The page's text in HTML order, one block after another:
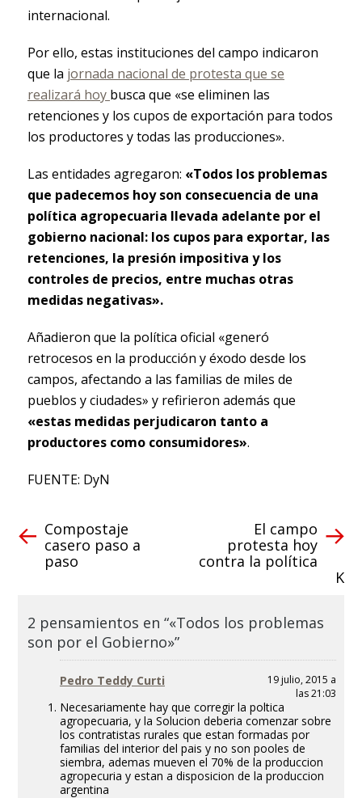
internacional.
Por ello, estas instituciones del campo indicaron
que la jornada nacional de protesta que se
realizará hoy busca que «se eliminen las
retenciones y los cupos de exportación para todos
los productores y todas las producciones».
Las entidades agregaron: «Todos los problemas
que padecemos hoy son consecuencia de una
política agropecuaria llevada adelante por el
gobierno nacional: los cupos para exportar, las
retenciones, la presión impositiva y los
controles de precios, entre muchas otras
medidas negativas».
Añadieron que la política oficial «generó
retrocesos en la producción y éxodo desde los
campos, afectando a las familias de miles de
pueblos y ciudades» y refirieron además que
«estas medidas perjudicaron tanto a
productores como consumidores».
FUENTE: DyN
Compostaje
casero paso a
paso
El campo
protesta hoy
contra la política
K
2 pensamientos en “«Todos los problemas
son por el Gobierno»”
Pedro Teddy Curti
19 julio, 2015 a
las 21:03
Necesariamente hay que corregir la poltica
agropecuaria, y la Solucion deberia comenzar sobre
los contratistas rurales que estan formadas por
familias del interior del pais y no son pooles de
siembra, ademas mueven el 70% de la produccion
agropecuria y estan a disposicion de la produccion
argentina